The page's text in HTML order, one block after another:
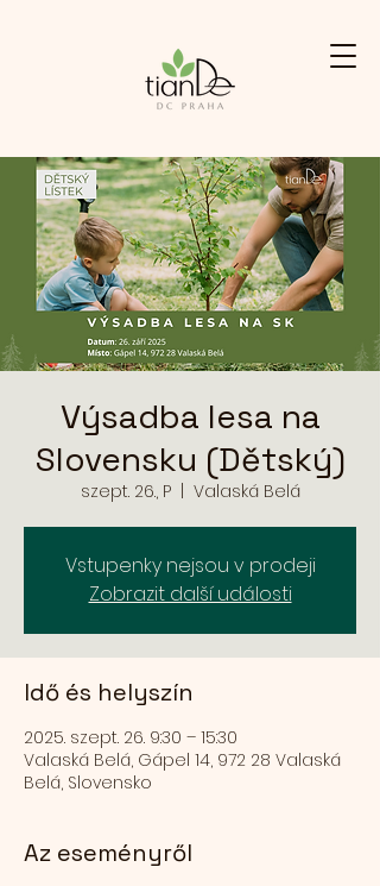
Výsadba lesa na
Slovensku (Dětský)
szept. 26., P
  |
Valaská Belá
Vstupenky nejsou v prodeji
Zobrazit další události
Idő és helyszín
2025. szept. 26. 9:30 – 15:30
Valaská Belá, Gápel 14, 972 28 Valaská
Belá, Slovensko
Az eseményről